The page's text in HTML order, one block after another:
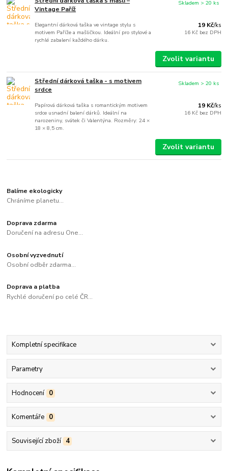
Vintage Paříž
Elegantní dárková taška ve vintage stylu s
motivem Paříže a mašličkou. Ideální pro stylové a
rychlé zabalení každého dárku.
19 Kč/ks
16 Kč bez DPH
Skladem > 20 ks
Zvolit variantu
Střední dárková taška - s motivem
srdce
Papírová dárková taška s romantickým motivem
srdce usnadní balení dárků. Ideální na
narozeniny, svátek či Valentýna. Rozměry: 24 ×
18 × 8,5 cm.
19 Kč/ks
16 Kč bez DPH
Skladem > 20 ks
Zvolit variantu
Balíme ekologicky
Chráníme planetu...
Doprava zdarma
Doručení na adresu One...
Osobní vyzvednutí
Osobní odběr zdarma...
Doprava a platba
Rychlé doručení po celé ČR...
Kompletní specifikace
Parametry
Hodnocení 0
Komentáře 0
Související zboží 4